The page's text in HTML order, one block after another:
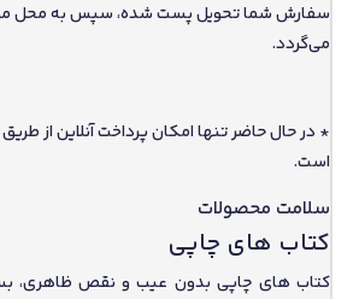
سفارش شما تحویل پست شده، سپس به محل
می‌گردد.
* در حال حاضر تنها امکان پرداخت آنلاین از
است.
سلامت محصولات
کتاب های چاپی
کتاب های چاپی بدون عیب و نقص ظاهری،